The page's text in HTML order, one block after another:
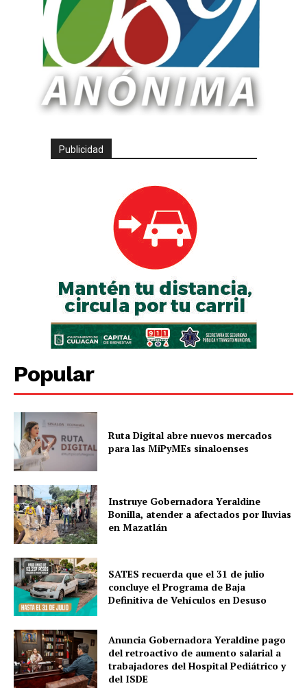
Publicidad
Popular
Ruta Digital abre nuevos mercados
para las MiPyMEs sinaloenses
Instruye Gobernadora Yeraldine
Bonilla, atender a afectados por lluvias
en Mazatlán
SATES recuerda que el 31 de julio
concluye el Programa de Baja
Definitiva de Vehículos en Desuso
Anuncia Gobernadora Yeraldine pago
del retroactivo de aumento salarial a
trabajadores del Hospital Pediátrico y
del ISDE